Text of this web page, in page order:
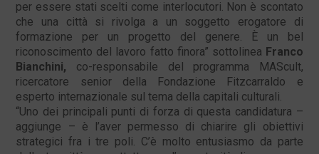
per essere stati scelti come interlocutori. Non è scontato
che una città si rivolga a un soggetto erogatore di
formazione per un progetto del genere. È un bel
riconoscimento del lavoro fatto finora” sottolinea Franco
Bianchini, co-responsabile del programma MAScult,
ricercatore senior della Fondazione Fitzcarraldo e
esperto internazionale sul tema della capitali culturali.
“Uno dei principali punti di forza di questa candidatura –
aggiunge – è l’aver permesso di chiarire gli obiettivi
strategici fra i tre poli. C’è molto entusiasmo da parte